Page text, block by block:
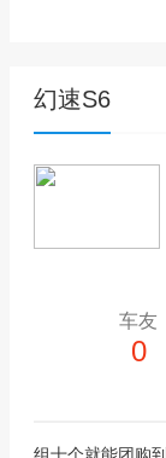
幻速S6
车友
0
10个，单个视